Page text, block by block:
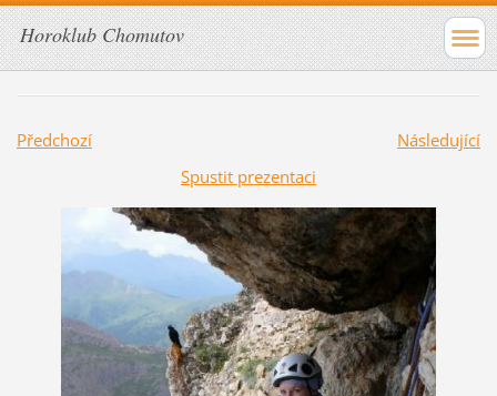
Horoklub Chomutov
Předchozí
Následující
Spustit prezentaci